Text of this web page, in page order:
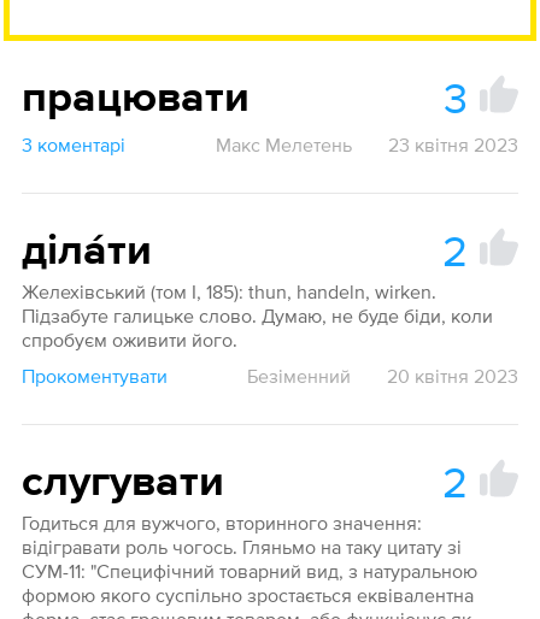
працювати 3
3 коментарі Макс Мелетень 23 квітня 2023
діла́ти 2
Желехівський (том I, 185): thun, handeln, wirken.
Підзабуте галицьке слово. Думаю, не буде біди, коли
спробуєм оживити його.
Прокоментувати
Безіменний 20 квітня 2023
слугувати 2
Годиться для вужчого, вторинного значення:
відігравати роль чогось. Гляньмо на таку цитату зі
СУМ-11: "Специфічний товарний вид, з натуральною
формою якого суспільно зростається еквівалентна